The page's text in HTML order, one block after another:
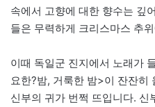
속에서 고향에 대한 향수는 깊
들은 무력하게 크리스마스 추
이때 독일군 진지에서 노래가
요한?밤, 거룩한 밤>이 잔잔히
신부의 귀가 번쩍 뜨입니다. 신